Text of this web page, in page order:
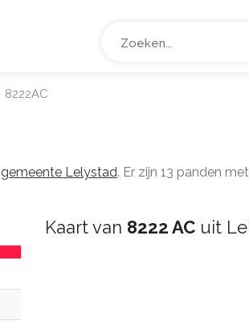
8222AC
gemeente Lelystad. Er zijn 13 panden
Kaart van 8222 AC uit